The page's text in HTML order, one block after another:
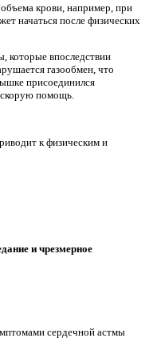
крови, например, при
начаться после физических
которые впоследствии
газообмен, что
присоединился
скорую помощь.
к физическим и
и чрезмерное
сердечной астмы